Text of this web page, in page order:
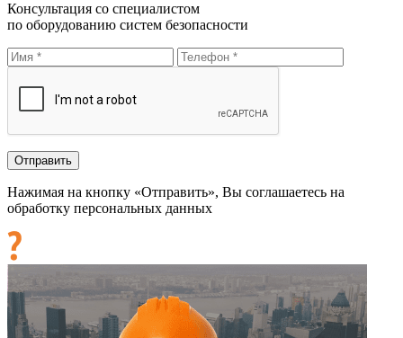
Консультация со специалистом
по оборудованию систем безопасности
Нажимая на кнопку «Отправить», Вы соглашаетесь на
обработку персональных данных